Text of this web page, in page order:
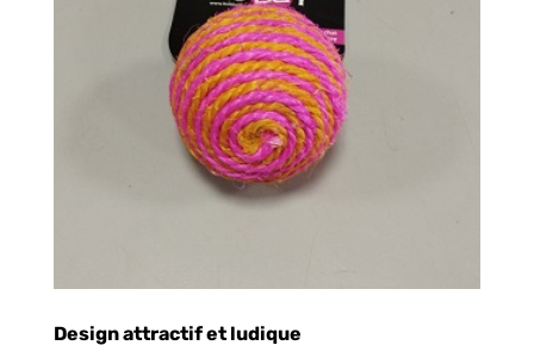
Design attractif et ludique